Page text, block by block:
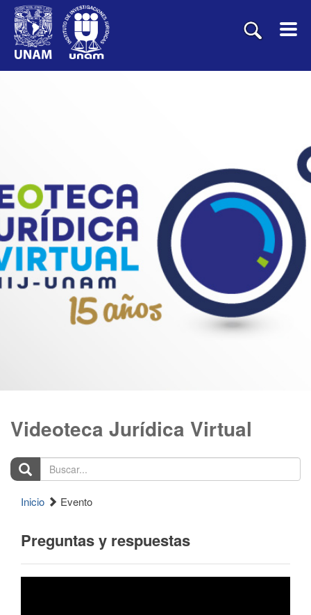
Videoteca Jurídica Virtual
Buscar...
Inicio Evento
Preguntas y respuestas